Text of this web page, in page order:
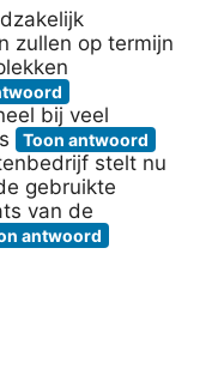
zullen op termijn
bij veel
Toon antwoord
stelt nu
gebruikte
van de
antwoord